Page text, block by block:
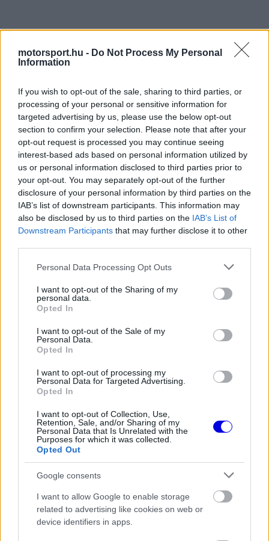
motorsport.hu - Do Not Process My Personal
Information
If you wish to opt-out of the sale, sharing to third parties, or
processing of your personal or sensitive information for
targeted advertising by us, please use the below opt-out
section to confirm your selection. Please note that after your
opt-out request is processed you may continue seeing
interest-based ads based on personal information utilized by
us or personal information disclosed to third parties prior to
your opt-out. You may separately opt-out of the further
disclosure of your personal information by third parties on the
IAB’s list of downstream participants. This information may
also be disclosed by us to third parties on the IAB’s List of
Downstream Participants that may further disclose it to other
Please note that this website/app uses one or more Google
not limited to your visit or usage behaviour. You may click to
grant or deny consent to Google and its third-party tags to
use your data for below specified purposes in below Google
consent section.
Personal Data Processing Opt Outs
I want to opt-out of the Sharing of my
personal data.
Opted In
I want to opt-out of the Sale of my
Personal Data.
Opted In
I want to opt-out of processing my
Personal Data for Targeted Advertising.
Opted In
I want to opt-out of Collection, Use,
Retention, Sale, and/or Sharing of my
Personal Data that Is Unrelated with the
Purposes for which it was collected.
Opted Out
Google consents
I want to allow Google to enable storage
related to advertising like cookies on web or
device identifiers in apps.
Érezhetően erősebb lett a Ferrari
egybeesik, hiszen a brit pilóta és Serra még a
Mercedesnél dolgozott együtt hosszú időn át. A
Ferrari mostani fejlesztési útján egyre inkább
látszik, hogy mindketten hajlandók a technikai
koncepciókat a határig feszíteni, ha ebből
versenyelőny születhet.
Barcelonában az SF-26 érezhetően erősebb lett.
Hamilton kihozta az autóból a maximumot, és bár
a győzelemhez a körülmények, valamint a
Mercedes nem tökéletes hétvégéje is hozzájárult,
a Ferrari tempója egész hétvégén azt mutatta,
alkalom.
A kulcs a padlólemez egyik
legérzékenyebb pontján van
A jelenlegi ground effect korszakban továbbra is
a padlólemez a legfontosabb teljesítményforrás,
ezért minden apró módosítás különös figyelmet
kap a riválisoktól is. A
ezúttal a padló
belépőélének külső részét formálta át, mégpedig
úgy, hogy annak lefelé ívelése nagyobb lett.